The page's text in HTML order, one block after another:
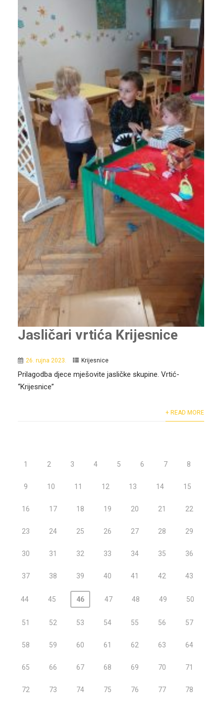
Jasličari vrtića Krijesnice
26. rujna 2023. Krijesnice
Prilagodba djece mješovite jasličke skupine. Vrtić-
“Krijesnice”
+ READ MORE
1 2 3 4 5 6 7 8
9 10 11 12 13 14 15
16 17 18 19 20 21 22
23 24 25 26 27 28 29
30 31 32 33 34 35 36
37 38 39 40 41 42 43
44 45 46 47 48 49 50
51 52 53 54 55 56 57
58 59 60 61 62 63 64
65 66 67 68 69 70 71
72 73 74 75 76 77 78